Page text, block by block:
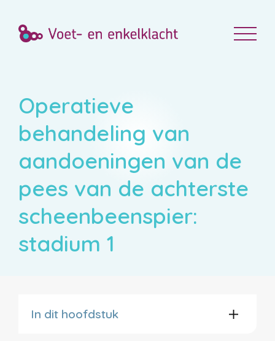
Operatieve
behandeling van
aandoeningen van de
pees van de achterste
scheenbeenspier:
stadium 1
In dit hoofdstuk